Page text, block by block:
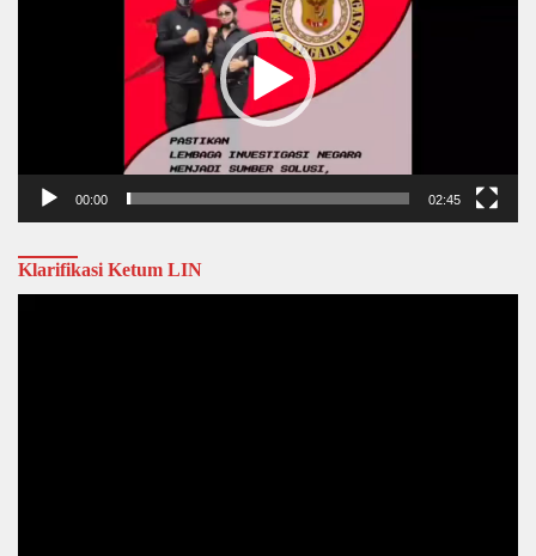
00:00 02:45
Klarifikasi Ketum LIN